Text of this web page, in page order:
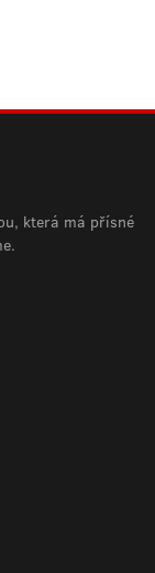
která má přísné